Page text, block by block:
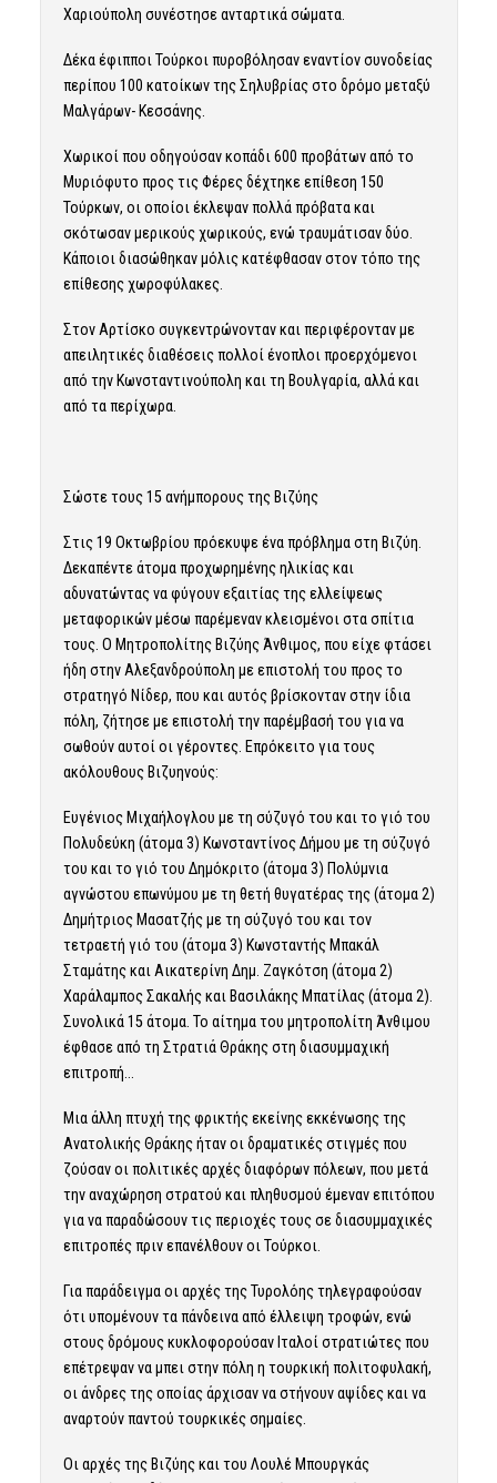
Χαριούπολη συνέστησε ανταρτικά σώματα.
Δέκα έφιπποι Τούρκοι πυροβόλησαν εναντίον συνοδείας
περίπου 100 κατοίκων της Σηλυβρίας στο δρόμο μεταξύ
Μαλγάρων- Κεσσάνης.
Χωρικοί που οδηγούσαν κοπάδι 600 προβάτων από το
Μυριόφυτο προς τις Φέρες δέχτηκε επίθεση 150
Τούρκων, οι οποίοι έκλεψαν πολλά πρόβατα και
σκότωσαν μερικούς χωρικούς, ενώ τραυμάτισαν δύο.
Κάποιοι διασώθηκαν μόλις κατέφθασαν στον τόπο της
επίθεσης χωροφύλακες.
Στον Αρτίσκο συγκεντρώνονταν και περιφέρονταν με
απειλητικές διαθέσεις πολλοί ένοπλοι προερχόμενοι
από την Κωνσταντινούπολη και τη Βουλγαρία, αλλά και
από τα περίχωρα.
Σώστε τους 15 ανήμπορους της Βιζύης
Στις 19 Οκτωβρίου πρόεκυψε ένα πρόβλημα στη Βιζύη.
Δεκαπέντε άτομα προχωρημένης ηλικίας και
αδυνατώντας να φύγουν εξαιτίας της ελλείψεως
μεταφορικών μέσω παρέμεναν κλεισμένοι στα σπίτια
τους. Ο Μητροπολίτης Βιζύης Άνθιμος, που είχε φτάσει
ήδη στην Αλεξανδρούπολη με επιστολή του προς το
στρατηγό Νίδερ, που και αυτός βρίσκονταν στην ίδια
πόλη, ζήτησε με επιστολή την παρέμβασή του για να
σωθούν αυτοί οι γέροντες. Επρόκειτο για τους
ακόλουθους Βιζυηνούς:
Ευγένιος Μιχαήλογλου με τη σύζυγό του και το γιό του
Πολυδεύκη (άτομα 3) Κωνσταντίνος Δήμου με τη σύζυγό
του και το γιό του Δημόκριτο (άτομα 3) Πολύμνια
αγνώστου επωνύμου με τη θετή θυγατέρας της (άτομα 2)
Δημήτριος Μασατζής με τη σύζυγό του και τον
τετραετή γιό του (άτομα 3) Κωνσταντής Μπακάλ
Σταμάτης και Αικατερίνη Δημ. Ζαγκότση (άτομα 2)
Χαράλαμπος Σακαλής και Βασιλάκης Μπατίλας (άτομα 2).
Συνολικά 15 άτομα. Το αίτημα του μητροπολίτη Άνθιμου
έφθασε από τη Στρατιά Θράκης στη διασυμμαχική
επιτροπή…
Μια άλλη πτυχή της φρικτής εκείνης εκκένωσης της
Ανατολικής Θράκης ήταν οι δραματικές στιγμές που
ζούσαν οι πολιτικές αρχές διαφόρων πόλεων, που μετά
την αναχώρηση στρατού και πληθυσμού έμεναν επιτόπου
για να παραδώσουν τις περιοχές τους σε διασυμμαχικές
επιτροπές πριν επανέλθουν οι Τούρκοι.
Για παράδειγμα οι αρχές της Τυρολόης τηλεγραφούσαν
ότι υπομένουν τα πάνδεινα από έλλειψη τροφών, ενώ
στους δρόμους κυκλοφορούσαν Ιταλοί στρατιώτες που
επέτρεψαν να μπει στην πόλη η τουρκική πολιτοφυλακή,
οι άνδρες της οποίας άρχισαν να στήνουν αψίδες και να
αναρτούν παντού τουρκικές σημαίες.
Οι αρχές της Βιζύης και του Λουλέ Μπουργκάς